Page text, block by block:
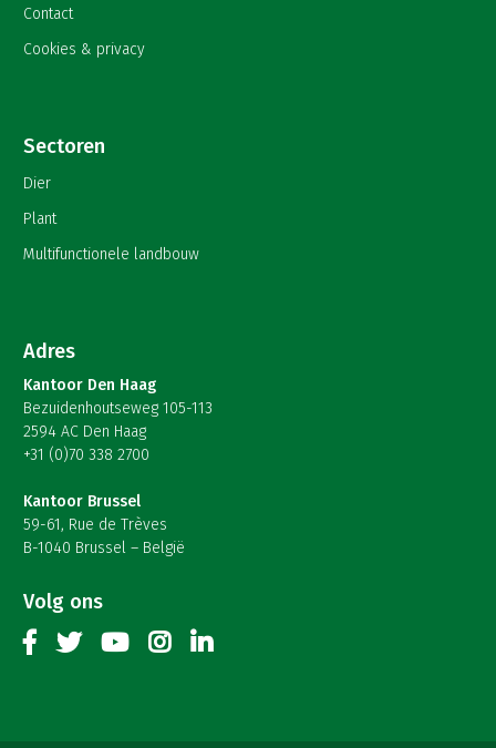
Contact
Cookies & privacy
Sectoren
Dier
Plant
Multifunctionele landbouw
Adres
Kantoor Den Haag
Bezuidenhoutseweg 105-113
2594 AC Den Haag
+31 (0)70 338 2700
Kantoor Brussel
59-61, Rue de Trèves
B-1040 Brussel – België
Volg ons